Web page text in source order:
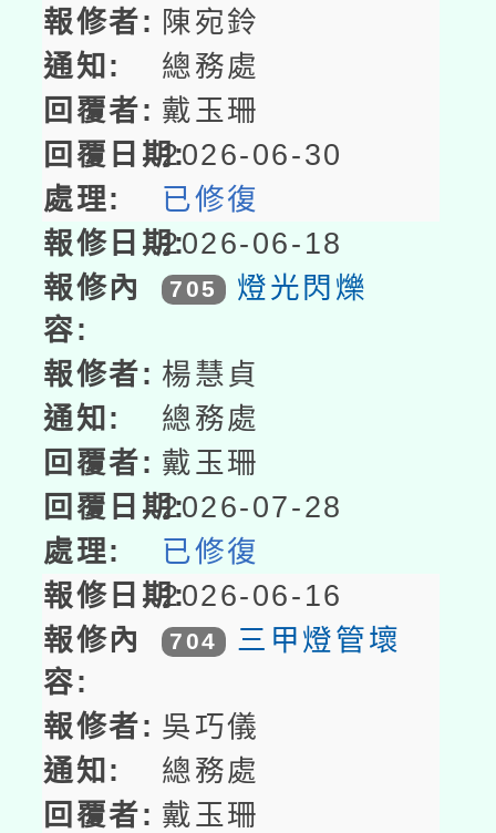
陳宛鈴
總務處
戴玉珊
2026-06-30
已修復
2026-06-18
705 燈光閃爍
楊慧貞
總務處
戴玉珊
2026-07-28
已修復
2026-06-16
704 三甲燈管壞
吳巧儀
總務處
戴玉珊